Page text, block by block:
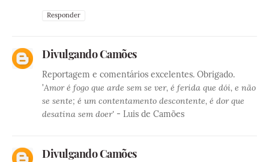
Responder
Divulgando Camões
Reportagem e comentários excelentes. Obrigado.
'Amor é fogo que arde sem se ver, é ferida que dói, e não
se sente; é um contentamento descontente, é dor que
desatina sem doer' - Luis de Camões
Divulgando Camões